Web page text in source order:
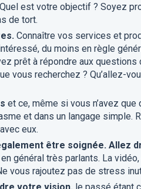
est votre objectif ? Soyez
de tort.
Connaître vos services et
du moins en règle
prêt à répondre aux
vous recherchez ? Qu’allez-
et ce, même si vous n’avez
et dans un langage simple.
eux.
être soignée. Allez
général très parlants. La
vous rajoutez pas de stress